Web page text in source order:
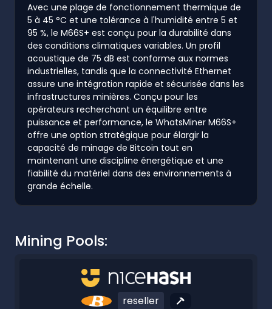
Avec une plage de fonctionnement thermique de
5 à 45 °C et une tolérance à l'humidité entre 5 et
95 %, le M66S+ est conçu pour la durabilité dans
des conditions climatiques variables. Un profil
acoustique de 75 dB est conforme aux normes
industrielles, tandis que la connectivité Ethernet
assure une intégration rapide et sécurisée dans les
infrastructures minières. Conçu pour les
opérateurs recherchant un équilibre entre
puissance et performance, le WhatsMiner M66S+
offre une option stratégique pour élargir la
capacité de minage de Bitcoin tout en
maintenant une discipline énergétique et une
fiabilité du matériel dans des environnements à
grande échelle.
Mining Pools:
reseller